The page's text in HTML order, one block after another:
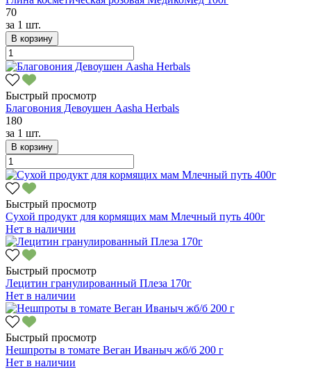
70
за 1 шт.
В корзину
Быстрый просмотр
Благовония Девоушен Aasha Herbals
180
за 1 шт.
В корзину
Быстрый просмотр
Сухой продукт для кормящих мам Млечный путь 400г
Нет в наличии
Быстрый просмотр
Лецитин гранулированный Плеза 170г
Нет в наличии
Быстрый просмотр
Нешпроты в томате Веган Иваныч жб/б 200 г
Нет в наличии